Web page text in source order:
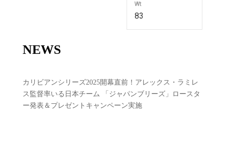
Wt
83
NEWS
カリビアンシリーズ2025開幕直前！アレックス・ラミレ
ス監督率いる日本チーム 「ジャパンブリーズ」ロースタ
ー発表＆プレゼントキャンペーン実施